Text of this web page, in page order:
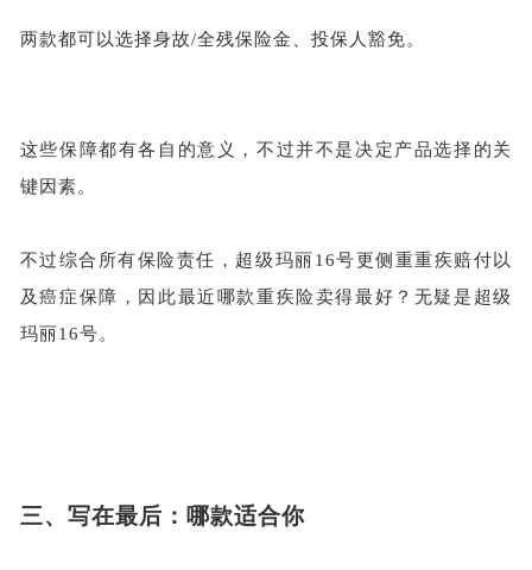
两款都可以选择身故/全残保险金、投保人豁免。
这些保障都有各自的意义，不过并不是决定产品选择的关
键因素。
不过综合所有保险责任，超级玛丽16号更侧重重疾赔付以
及癌症保障，因此最近哪款重疾险卖得最好？无疑是超级
玛丽16号。
三、 写在最后：哪款适合你